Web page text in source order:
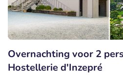
Overnachting voor 2
Hostellerie d'Inzepré